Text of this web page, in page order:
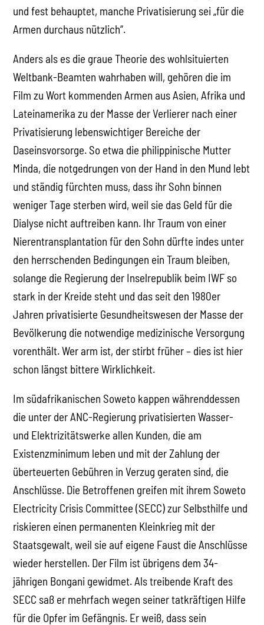
und fest behauptet, manche Privatisierung sei „für die
Armen durchaus nützlich“.
Anders als es die graue Theorie des wohlsituierten
Weltbank-Beamten wahrhaben will, gehören die im
Film zu Wort kommenden Armen aus Asien, Afrika und
Lateinamerika zu der Masse der Verlierer nach einer
Privatisierung lebenswichtiger Bereiche der
Daseinsvorsorge. So etwa die philippinische Mutter
Minda, die notgedrungen von der Hand in den Mund lebt
und ständig fürchten muss, dass ihr Sohn binnen
weniger Tage sterben wird, weil sie das Geld für die
Dialyse nicht auftreiben kann. Ihr Traum von einer
Nierentransplantation für den Sohn dürfte indes unter
den herrschenden Bedingungen ein Traum bleiben,
solange die Regierung der Inselrepublik beim IWF so
stark in der Kreide steht und das seit den 1980er
Jahren privatisierte Gesundheitswesen der Masse der
Bevölkerung die notwendige medizinische Versorgung
vorenthält. Wer arm ist, der stirbt früher – dies ist hier
schon längst bittere Wirklichkeit.
Im südafrikanischen Soweto kappen währenddessen
die unter der ANC-Regierung privatisierten Wasser-
und Elektrizitätswerke allen Kunden, die am
Existenzminimum leben und mit der Zahlung der
überteuerten Gebühren in Verzug geraten sind, die
Anschlüsse. Die Betroffenen greifen mit ihrem Soweto
Electricity Crisis Committee (SECC) zur Selbsthilfe und
riskieren einen permanenten Kleinkrieg mit der
Staatsgewalt, weil sie auf eigene Faust die Anschlüsse
wieder herstellen. Der Film ist übrigens dem 34-
jährigen Bongani gewidmet. Als treibende Kraft des
SECC saß er mehrfach wegen seiner tatkräftigen Hilfe
für die Opfer im Gefängnis. Er weiß, dass sein